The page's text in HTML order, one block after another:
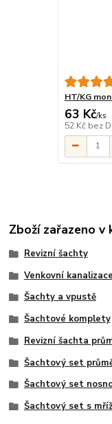
HT/KG
63 Kč/ks
52 Kč bez
Zboží zařazeno v
Revizní šachty
Venkovní kanalizace
Šachty a vpustě
Šachtové komplety
Revizní šachta
Šachtový set
Šachtový set
Šachtový set s